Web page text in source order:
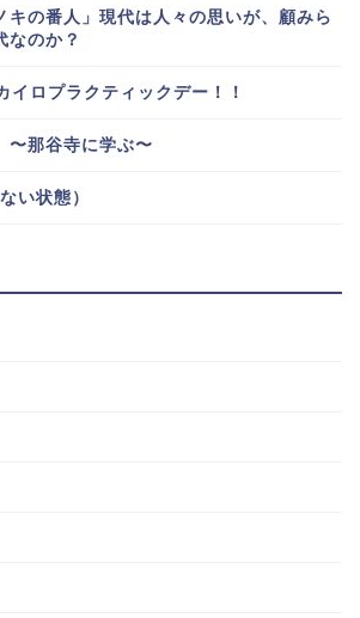
キの番人」現代は人々の思いが、顧みら
なのか？
イロプラクティックデー！！
那谷寺に学ぶ〜
い状態）